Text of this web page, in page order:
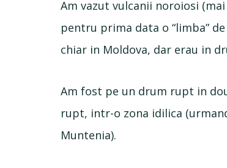
Am vazut vulcanii noroiosi
pentru prima data o “limba”
chiar in Moldova, dar erau in
Am fost pe un drum rupt in
rupt, intr-o zona idilica
Muntenia).